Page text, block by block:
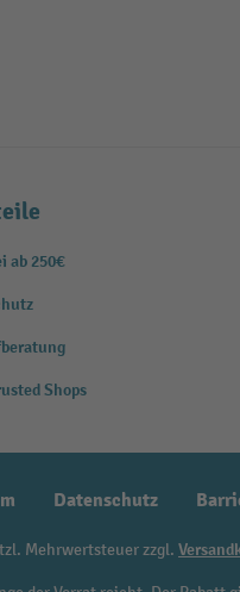
ab 250€
Shops
Datenschutz
Mehrwertsteuer zzgl.